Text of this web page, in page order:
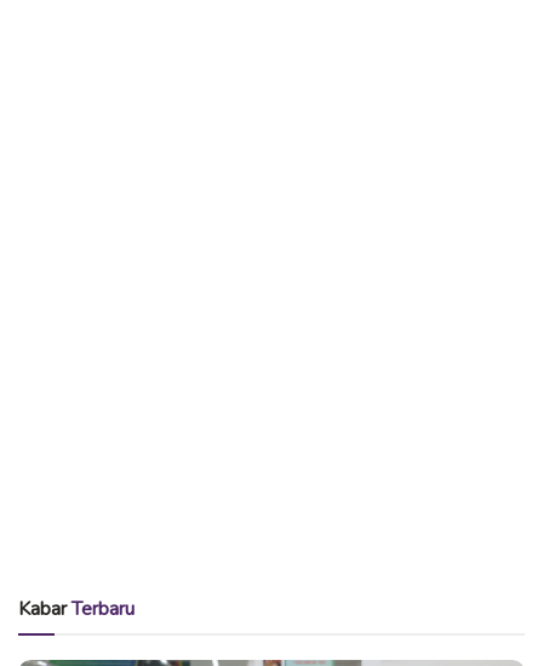
KabarTerbaru